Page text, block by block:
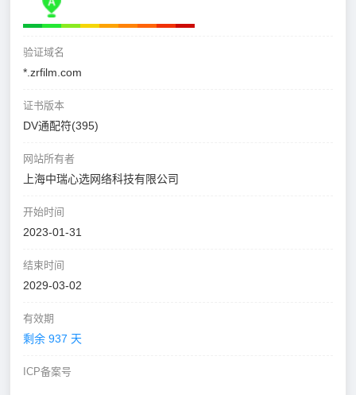
验证域名
*.zrfilm.com
证书版本
DV通配符(395)
网站所有者
上海中瑞心选网络科技有限公司
开始时间
2023-01-31
结束时间
2029-03-02
有效期
剩余 937 天
ICP备案号